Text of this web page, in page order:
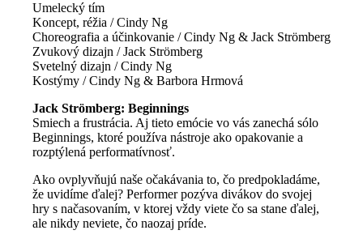
Umelecký tím
Koncept, réžia / Cindy Ng
Choreografia a účinkovanie / Cindy Ng & Jack Strömberg
Zvukový dizajn / Jack Strömberg
Svetelný dizajn / Cindy Ng
Kostýmy / Cindy Ng & Barbora Hrmová
Jack Strömberg: Beginnings
Smiech a frustrácia. Aj tieto emócie vo vás zanechá sólo
Beginnings, ktoré používa nástroje ako opakovanie a
rozptýlená performatívnosť.
Ako ovplyvňujú naše očakávania to, čo predpokladáme,
že uvidíme ďalej? Performer pozýva divákov do svojej
hry s načasovaním, v ktorej vždy viete čo sa stane ďalej,
ale nikdy neviete, čo naozaj príde.